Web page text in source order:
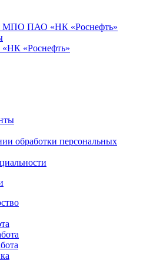
МПО ПАО «НК «Роснефть»
«Роснефть»
обработки персональных